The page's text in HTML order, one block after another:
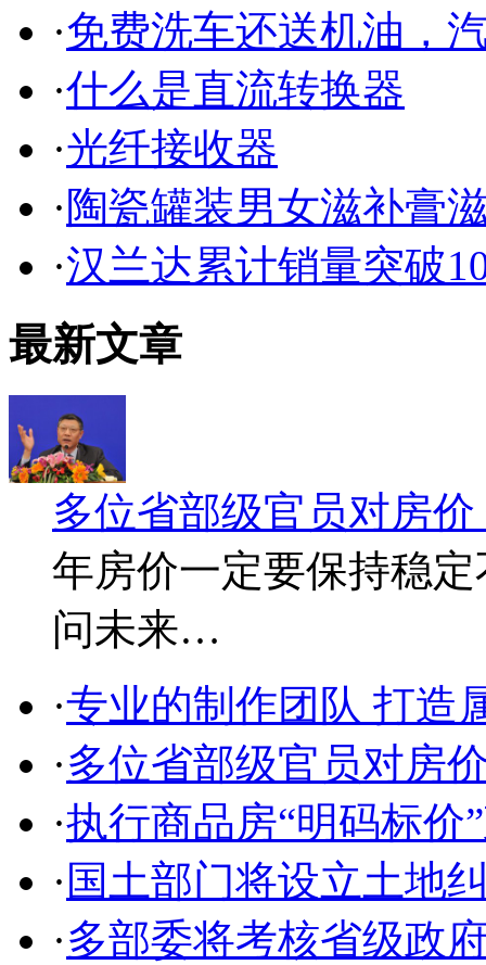
·免费洗车还送机油，
·什么是直流转换器
·光纤接收器
· 陶瓷罐装男女滋补膏
·汉兰达累计销量突破
最新文章
多位省部级官员对房价
年房价一定要保持稳
问未来…
·专业的制作团队 打造
·多位省部级官员对房
·执行商品房“明码标价
· 国土部门将设立土地
·多部委将考核省级政